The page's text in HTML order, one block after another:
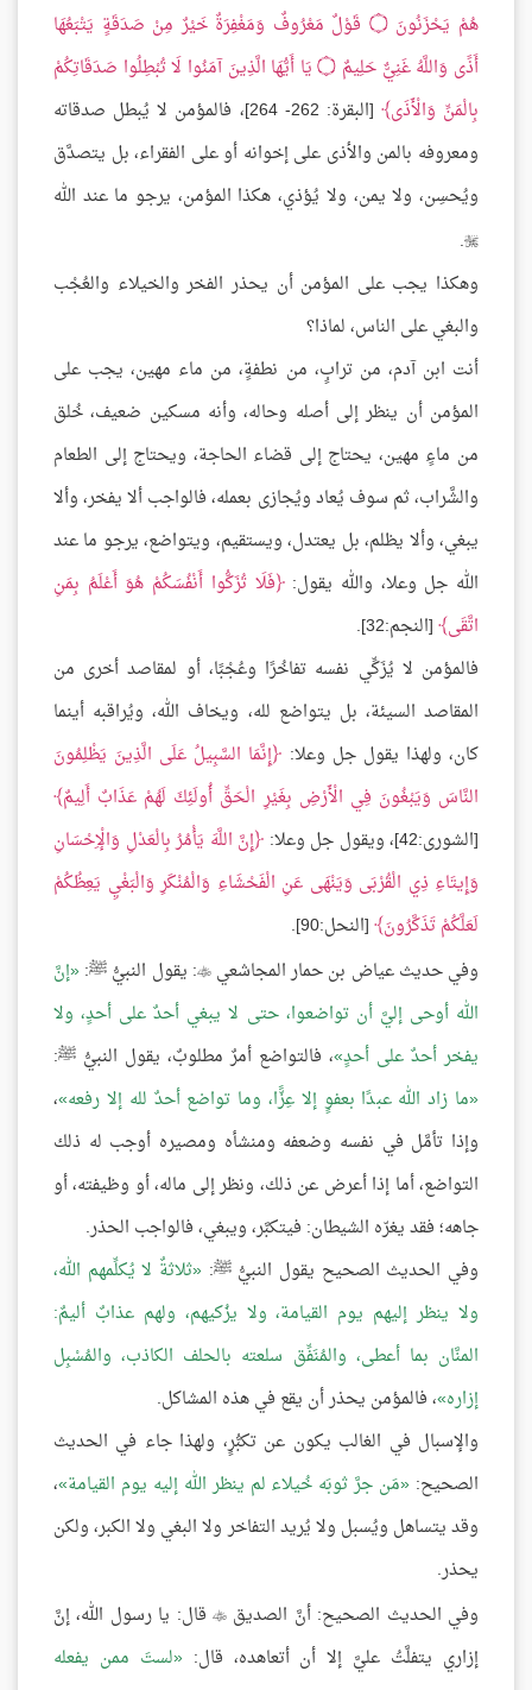
هُمْ يَحْزَنُونَ۝ قَوْلٌ مَعْرُوفٌ وَمَغْفِرَةٌ خَيْرٌ مِنْ صَدَقَةٍ يَتْبَعُهَا
أَذًى وَاللَّهُ غَنِيٌّ حَلِيمٌ ۝ يَا أَيُّهَا الَّذِينَ آمَنُوا لَا تُبْطِلُوا صَدَقَاتِكُمْ
بِالْمَنِّ وَالْأَذَى
[البقرة: 262- 264]، فالمؤمن لا يُبطل صدقاته
ومعروفه بالمن والأذى على إخوانه أو على الفقراء، بل يتصدَّق
ويُحسِن، ولا يمن، ولا يُؤذي، هكذا المؤمن، يرجو ما عند الله

.
وهكذا يجب على المؤمن أن يحذر الفخر والخيلاء والعُجْب
والبغي على الناس، لماذا؟
أنت ابن آدم، من ترابٍ، من نطفةٍ، من ماء مهين، يجب على
المؤمن أن ينظر إلى أصله وحاله، وأنه مسكين ضعيف، خُلق
من ماءٍ مهين، يحتاج إلى قضاء الحاجة، ويحتاج إلى الطعام
والشَّراب، ثم سوف يُعاد ويُجازى بعمله، فالواجب ألا يفخر، وألا
يبغي، وألا يظلم، بل يعتدل، ويستقيم، ويتواضع، يرجو ما عند
الله جل وعلا، والله يقول: فَلَا تُزَكُّوا أَنْفُسَكُمْ هُوَ أَعْلَمُ بِمَنِ
اتَّقَى [النجم:32].
فالمؤمن لا يُزَكِّي نفسه تفاخُرًا وعُجْبًا، أو لمقاصد أخرى من
المقاصد السيئة، بل يتواضع لله، ويخاف الله، ويُراقبه أينما
كان، ولهذا يقول جل وعلا: إِنَّمَا السَّبِيلُ عَلَى الَّذِينَ يَظْلِمُونَ
النَّاسَ وَيَبْغُونَ فِي الْأَرْضِ بِغَيْرِ الْحَقِّ أُولَئِكَ لَهُمْ عَذَابٌ أَلِيمٌ
[الشورى:42]، ويقول جل وعلا:
إِنَّ اللَّهَ يَأْمُرُ بِالْعَدْلِ وَالْإِحْسَانِ
وَإِيتَاءِ ذِي الْقُرْبَى وَيَنْهَى عَنِ الْفَحْشَاءِ وَالْمُنْكَرِ وَالْبَغْيِ يَعِظُكُمْ
لَعَلَّكُمْ تَذَكَّرُونَ [النحل:90].
وفي حديث عياض بن حمار المجاشعي: يقول النبيُّ ﷺ: إنَّ
الله أوحى إليَّ أن تواضعوا، حتى لا يبغي أحدٌ على أحدٍ، ولا
يفخر أحدٌ على أحدٍ ، فالتواضع أمرٌ مطلوبٌ، يقول النبيُّ ﷺ:
ما زاد الله عبدًا بعفوٍ إلا عِزًّا، وما تواضع أحدٌ لله إلا رفعه ،
وإذا تأمَّل في نفسه وضعفه ومنشأه ومصيره أوجب له ذلك
التواضع، أما إذا أعرض عن ذلك، ونظر إلى ماله، أو وظيفته، أو
جاهه؛ فقد يغرّه الشيطان: فيتكبَّر، ويبغي، فالواجب الحذر.
وفي الحديث الصحيح يقول النبيُّ ﷺ: ثلاثةٌ لا يُكلِّمهم الله،
ولا ينظر إليهم يوم القيامة، ولا يزُكيهم، ولهم عذابٌ أليمٌ:
المنَّان بما أعطى، والمُنَفِّق سلعته بالحلف الكاذب، والمُسْبِل
إزاره ، فالمؤمن يحذر أن يقع في هذه المشاكل.
والإسبال في الغالب يكون عن تكبُّرٍ، ولهذا جاء في الحديث
الصحيح: مَن جرَّ ثوبَه خُيلاء لم ينظر الله إليه يوم القيامة ،
وقد يتساهل ويُسبل ولا يُريد التفاخر ولا البغي ولا الكبر، ولكن
يحذر.
وفي الحديث الصحيح: أنَّ الصديق  قال: يا رسول الله، إنَّ
إزاري يتفلَّتُ عليَّ إلا أن أتعاهده، قال: لستَ ممن يفعله